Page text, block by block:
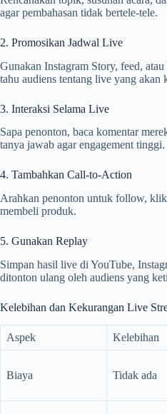
agar pembahasan tidak bertele-tele.
2. Promosikan Jadwal Live
Gunakan Instagram Story, feed,
tahu audiens tentang live yang akan
3. Interaksi Selama Live
Sapa penonton, baca komentar
tanya jawab agar engagement tinggi.
4. Tambahkan Call-to-Action
Arahkan penonton untuk follow,
membeli produk.
5. Gunakan Replay
Simpan hasil live di YouTube,
ditonton ulang oleh audiens yang
Kelebihan dan Kekurangan Live
Aspek Kelebihan
Biaya Tidak ada